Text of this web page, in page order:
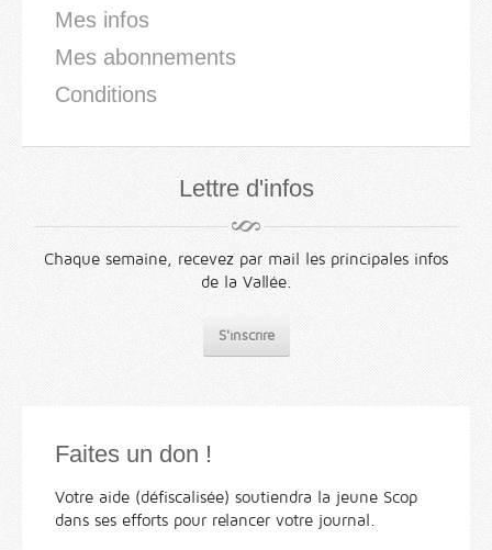
Mes infos
Mes abonnements
Conditions
Lettre d'infos
Chaque semaine, recevez par mail les principales infos
de la Vallée.
S'inscrire
Faites un don !
Votre aide (défiscalisée) soutiendra la jeune Scop
dans ses efforts pour relancer votre journal.